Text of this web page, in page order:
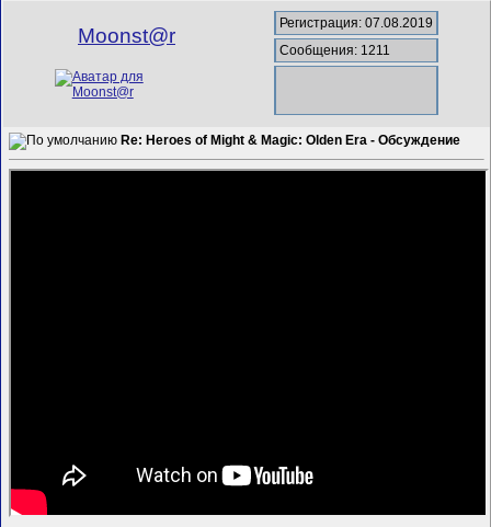
Mооnst@r
Регистрация: 07.08.2019
Сообщения: 1211
Re: Heroes of Might & Magic: Olden Era - Обсуждение